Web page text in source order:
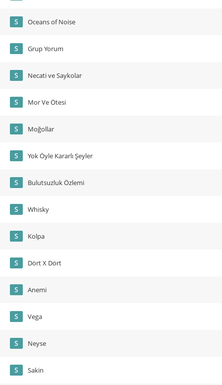
S Oceans of Noise
S Grup Yorum
S Necati ve Saykolar
S Mor Ve Ötesi
S Moğollar
S Yok Öyle Kararlı Şeyler
S Bulutsuzluk Özlemi
S Whisky
S Kolpa
S Dört X Dört
S Anemi
S Vega
S Neyse
S Sakin